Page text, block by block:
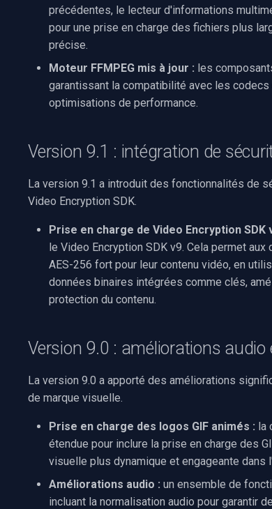
précédentes, le lecteur d'informations
pour une prise en charge des fichiers plus
précise.
Moteur FFMPEG mis à jour : les
garantissant la compatibilité avec les
optimisations de performance.
Version 9.1 : intégration de
La version 9.1 a introduit des fonctionnalités de
Video Encryption SDK.
Prise en charge de Video Encryption SDK
le Video Encryption SDK v9. Cela permet
AES-256 fort pour leur contenu vidéo, en
données binaires intégrées comme clés,
protection du contenu.
Version 9.0 : améliorations audio
La version 9.0 a apporté des améliorations
de marque visuelle.
Prise en charge des logos GIF animés : la
étendue pour inclure la prise en charge des
visuelle plus dynamique et engageante dans
Améliorations audio : un ensemble de
incluant la normalisation audio pour garantir